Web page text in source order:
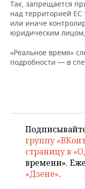
Так, запрещается
над территорией
или иначе
юридическим
«Реальное время»
подробности — в
группу
страницу в
времени».
«Дзене».